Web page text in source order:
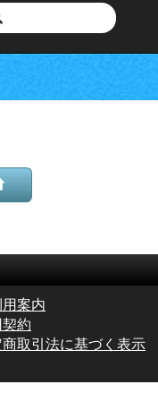
案内
約
取引法に基づく表示